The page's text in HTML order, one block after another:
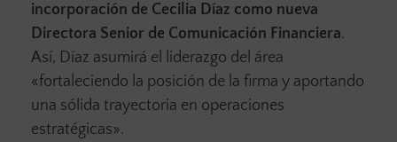
incorporación de Cecilia Díaz como nueva
Directora Senior de Comunicación Financiera.
Así, Díaz asumirá el liderazgo del área
«fortaleciendo la posición de la firma y aportando
una sólida trayectoria en operaciones
estratégicas».